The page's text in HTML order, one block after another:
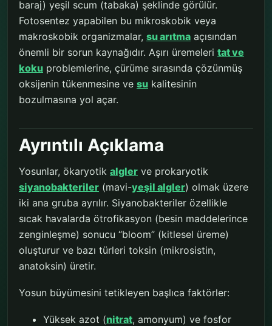
baraj) yeşil scum (tabaka) şeklinde görülür.
Fotosentez yapabilen bu mikroskobik veya
makroskobik organizmalar, su arıtma açısından
önemli bir sorun kaynağıdır. Aşırı üremeleri tat ve
koku problemlerine, çürüme sırasında çözünmüş
oksijenin tükenmesine ve su kalitesinin
bozulmasına yol açar.
Ayrıntılı Açıklama
Yosunlar, ökaryotik algler ve prokaryotik
siyanobakteriler (mavi-yeşil algler) olmak üzere
iki ana gruba ayrılır. Siyanobakteriler özellikle
sıcak havalarda ötrofikasyon (besin maddelerince
zenginleşme) sonucu “bloom” (kitlesel üreme)
oluşturur ve bazı türleri toksin (mikrosistin,
anatoksin) üretir.
Yosun büyümesini tetikleyen başlıca faktörler:
Yüksek azot (nitrat, amonyum) ve fosfor